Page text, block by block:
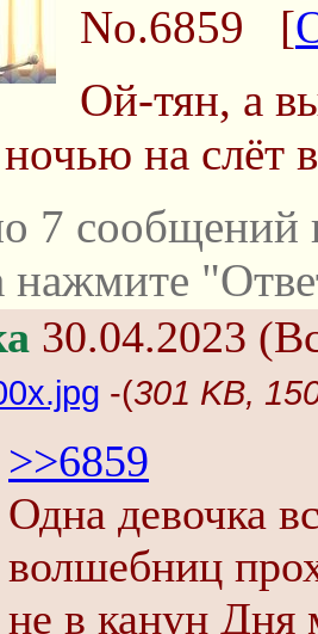
No.6859 [
Ой-тян, а
ночью на слёт
7 сообщений
нажмите
30.04.2023
-(301 KB,
>>6859
Одна девочка
волшебниц
не в канун Дня